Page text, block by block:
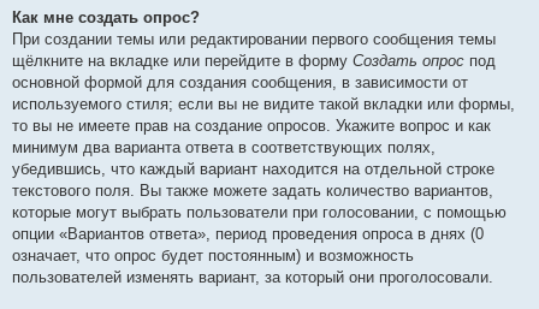
Как мне создать опрос?
При создании темы или редактировании первого сообщения темы
щёлкните на вкладке или перейдите в форму Создать опрос под
основной формой для создания сообщения, в зависимости от
используемого стиля; если вы не видите такой вкладки или формы,
то вы не имеете прав на создание опросов. Укажите вопрос и как
минимум два варианта ответа в соответствующих полях,
убедившись, что каждый вариант находится на отдельной строке
текстового поля. Вы также можете задать количество вариантов,
которые могут выбрать пользователи при голосовании, с помощью
опции «Вариантов ответа», период проведения опроса в днях (0
означает, что опрос будет постоянным) и возможность
пользователей изменять вариант, за который они проголосовали.